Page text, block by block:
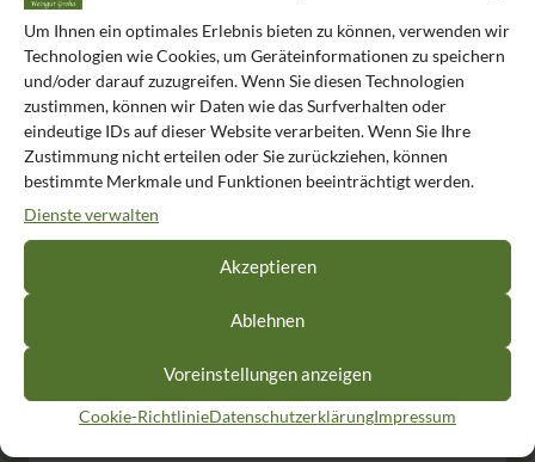
Um Ihnen ein optimales Erlebnis bieten zu können, verwenden wir
Technologien wie Cookies, um Geräteinformationen zu speichern
und/oder darauf zuzugreifen. Wenn Sie diesen Technologien
zustimmen, können wir Daten wie das Surfverhalten oder
eindeutige IDs auf dieser Website verarbeiten. Wenn Sie Ihre
Zustimmung nicht erteilen oder Sie zurückziehen, können
bestimmte Merkmale und Funktionen beeinträchtigt werden.
Dienste verwalten
Akzeptieren
Ablehnen
Voreinstellungen anzeigen
Cookie-RichtlinieDatenschutzerklärungImpressum
Herbstrezepte
Überbackener Kürbis
Weihnachtszeit –
Winterrezepte
Patricias Fruchtpunsch